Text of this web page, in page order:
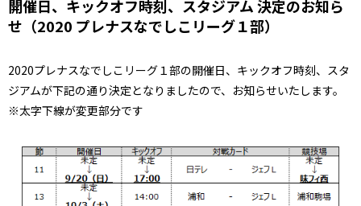
開催日、キックオフ時刻、スタジアム 決定のお知ら
せ（2020 プレナスなでしこリーグ１部）
2020プレナスなでしこリーグ１部の開催日、キックオフ時刻、スタ
ジアムが下記の通り決定となりましたので、お知らせいたします。
※太字下線が変更部分です